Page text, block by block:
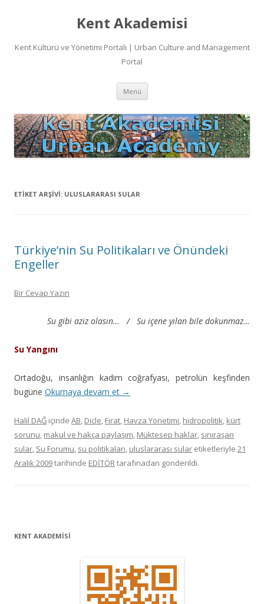
Kent Akademisi
Kent Kültürü ve Yönetimi Portalı | Urban Culture and Management
Portal
Menü İçeriğe
ETIKET ARŞIVI: ULUSLARARASI SULAR
Türkiye’nin Su Politikaları ve Önündeki
Engeller
Bir Cevap Yazın
Su gibi aziz olasın… / Su içene yılan bile dokunmaz…
Su Yangını
Ortadoğu, insanlığın kadim coğrafyası, petrolün keşfinden
bugüne Okumaya devam et →
Halil DAĞ içinde AB, Dicle, Fırat, Havza Yönetimi, hidropolitik, kürt
sorunu, makul ve hakça paylaşım, Müktesep haklar, sınıraşan
sular, Su Forumu, su politikaları, uluslararası sular etiketleriyle 21
Aralık 2009tarihinde EDİTÖRtarafınadan gönderildi.
KENT AKADEMİSİ